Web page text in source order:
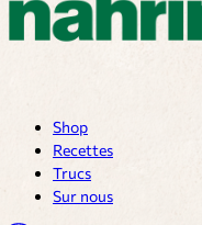
Shop
Recettes
Trucs
Sur nous